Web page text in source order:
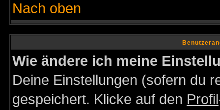
Nach oben
Wie ändere ich meine
Deine Einstellungen (sofern du
gespeichert. Klicke auf den Profil